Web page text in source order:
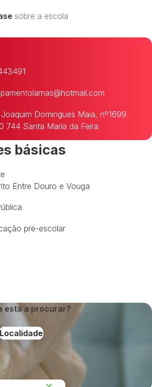
sobre a escola
Joaquim Domingues Maia, nº1699
744 Santa Maria da Feira
básicas
Entre Douro e Vouga
pré-escolar
está a procurar?
Localidade